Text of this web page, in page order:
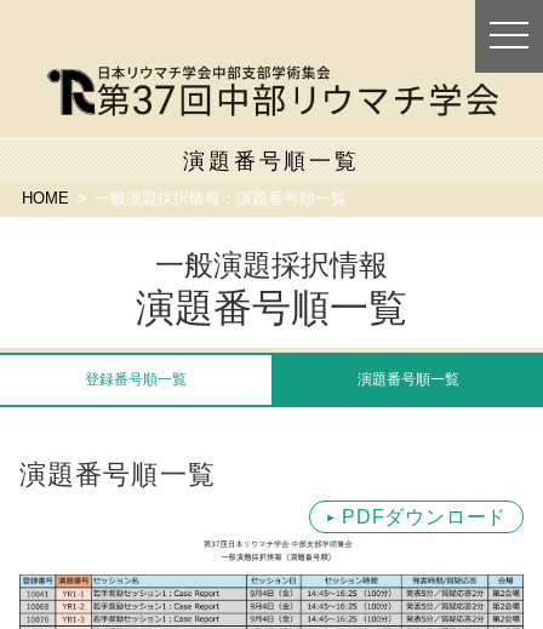
演題番号順一覧
HOME 一般演題採択情報：演題番号順一覧
一般演題採択情報
演題番号順一覧
登録番号順一覧 演題番号順一覧
演題番号順一覧
PDFダウンロード